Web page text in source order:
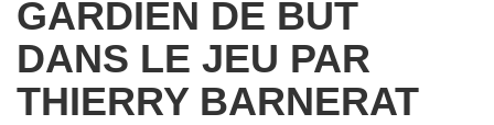
GARDIEN DE BUT
DANS LE JEU PAR
THIERRY BARNERAT